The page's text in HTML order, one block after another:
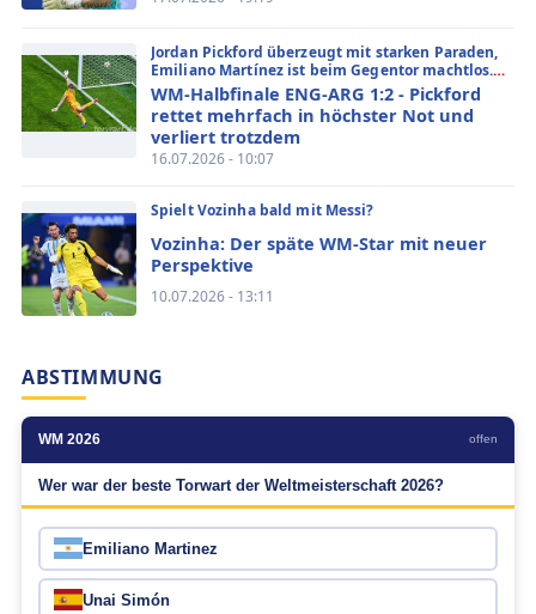
16.07.2026 - 10:07
WM-Halbfinale ENG-ARG 1:2 - Pickford
rettet mehrfach in höchster Not und
verliert trotzdem
Jordan Pickford überzeugt mit starken Paraden,
Emiliano Martínez ist beim Gegentor machtlos.
Die große Torwartanalyse zum WM-Halbfinale
England gegen Argentinien.
10.07.2026 - 13:11
Vozinha: Der späte WM-Star mit neuer
Perspektive
Spielt Vozinha bald mit Messi?
ABSTIMMUNG
WM 2026 offen
Wer war der beste Torwart der Weltmeisterschaft 2026?
Emiliano Martinez
Unai Simón